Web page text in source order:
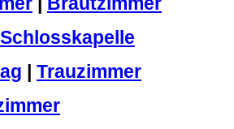
Schlosskapelle
Trauzimmer